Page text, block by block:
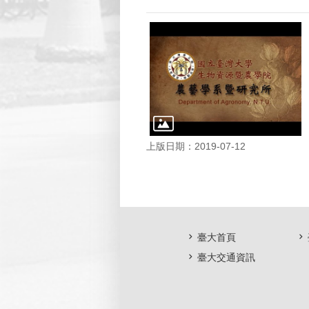
上版日期：2019-07-12
臺大首頁
臺大交通資訊